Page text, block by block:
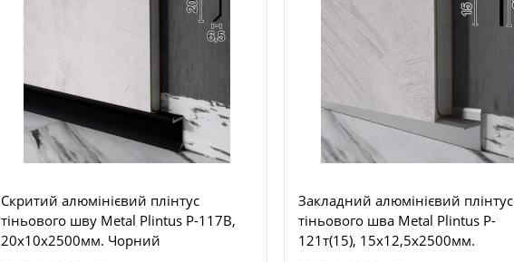
Скритий алюмінієвий плінтус
тіньового шву Metal Plintus P-117B,
20х10х2500мм. Чорний
Закладний алюмінієвий плінтус
тіньового шва Metal Plintus P-
121т(15), 15х12,5х2500мм.